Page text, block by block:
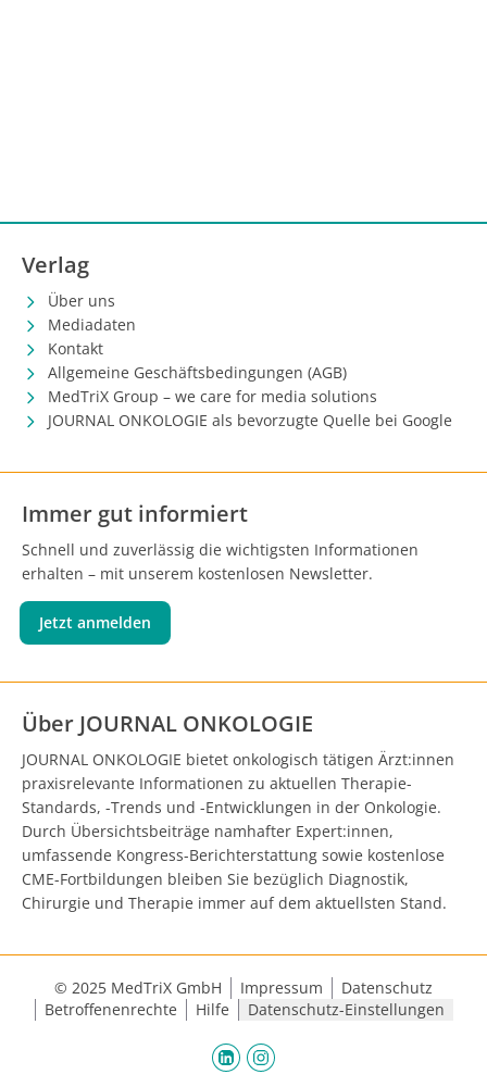
Verlag
Über uns
Mediadaten
Kontakt
Allgemeine Geschäftsbedingungen (AGB)
MedTriX Group – we care for media solutions
JOURNAL ONKOLOGIE als bevorzugte Quelle bei Google
Immer gut informiert
Schnell und zuverlässig die wichtigsten Informationen
erhalten – mit unserem kostenlosen Newsletter.
Jetzt anmelden
Über JOURNAL ONKOLOGIE
JOURNAL ONKOLOGIE bietet onkologisch tätigen Ärzt:innen
praxisrelevante Informationen zu aktuellen Therapie-
Standards, -Trends und -Entwicklungen in der Onkologie.
Durch Übersichtsbeiträge namhafter Expert:innen,
umfassende Kongress-Berichterstattung sowie kostenlose
CME-Fortbildungen bleiben Sie bezüglich Diagnostik,
Chirurgie und Therapie immer auf dem aktuellsten Stand.
© 2025 MedTriX GmbH Impressum
Datenschutz
Betroffenenrechte
Hilfe Datenschutz-Einstellungen